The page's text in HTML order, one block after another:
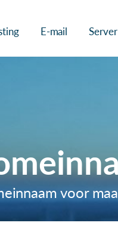
E-mail Server
voor